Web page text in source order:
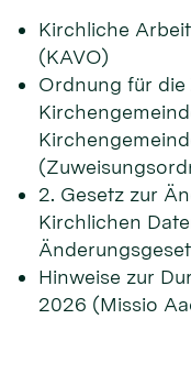
Kirchliche
(KAVO)
Ordnung für die
2. Gesetz zur
Kirchlichen
Hinweise zur
2026 (Missio